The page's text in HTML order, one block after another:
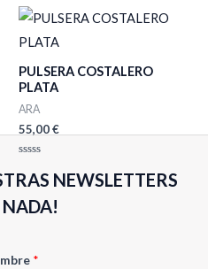
PULSERA COSTALERO
PLATA
ARA
55,00€
con
0
5
NEWSLETTERS
NADA!
*